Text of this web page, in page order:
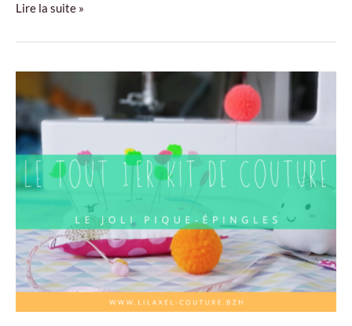
Tuto
la
guirlande
de
fanions
Lire la suite »